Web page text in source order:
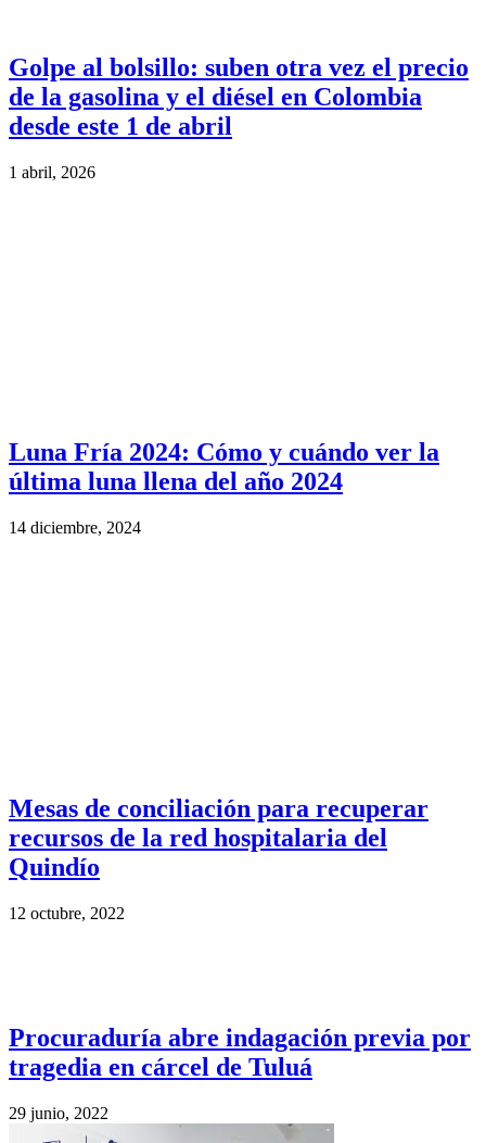
Golpe al bolsillo: suben otra vez el precio
de la gasolina y el diésel en Colombia
desde este 1 de abril
1 abril, 2026
Luna Fría 2024: Cómo y cuándo ver la
última luna llena del año 2024
14 diciembre, 2024
Mesas de conciliación para recuperar
recursos de la red hospitalaria del
Quindío
12 octubre, 2022
Procuraduría abre indagación previa por
tragedia en cárcel de Tuluá
29 junio, 2022